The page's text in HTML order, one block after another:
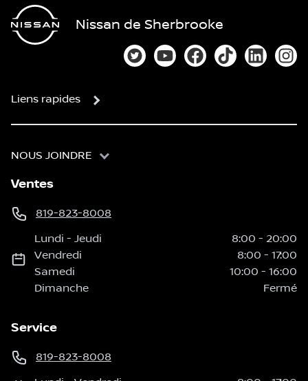
Nissan de Sherbrooke
Lien vers notre compte Twitter
Lien vers notre chaîne
Lien vers notre page
Lien vers notre
Lien vers
Liens rapides
NOUS JOINDRE
Ventes
819-823-8008
Lundi -Jeudi 8:00 - 20:00
Vendredi
8:00 - 17:00
Samedi
10:00 - 16:00
Dimanche
Fermé
Service
819-823-8008